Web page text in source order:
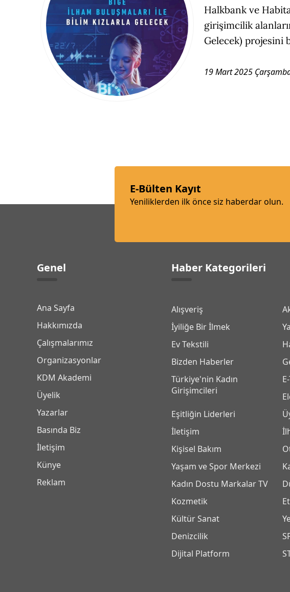
Halkbank ve
girişimcilik
Gelecek) projesini
19 Mart 2025
E-Bülten Kayıt
Yeniliklerden ilk önce siz haberdar olun.
Genel
Ana Sayfa
Hakkımızda
Çalışmalarımız
Organizasyonlar
KDM Akademi
Üyelik
Yazarlar
Basında Biz
İletişim
Künye
Reklam
Haber Kategorileri
Alışveriş
İyiliğe Bir İlmek
Ev Tekstili
Bizden Haberler
Türkiye'nin Kadın
Girişimcileri
Eşitliğin Liderleri
İletişim
Kişisel Bakım
Yaşam ve Spor Merkezi
Kadın Dostu Markalar TV
Kozmetik
Kültür Sanat
Denizcilik
Dijital Platform